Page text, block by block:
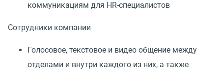
коммуникациям для HR-специалистов
Сотрудники компании
Голосовое, текстовое и видео общение между
отделами и внутри каждого из них, а также